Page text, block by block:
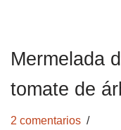
Mermelada
tomate de
2 comentarios